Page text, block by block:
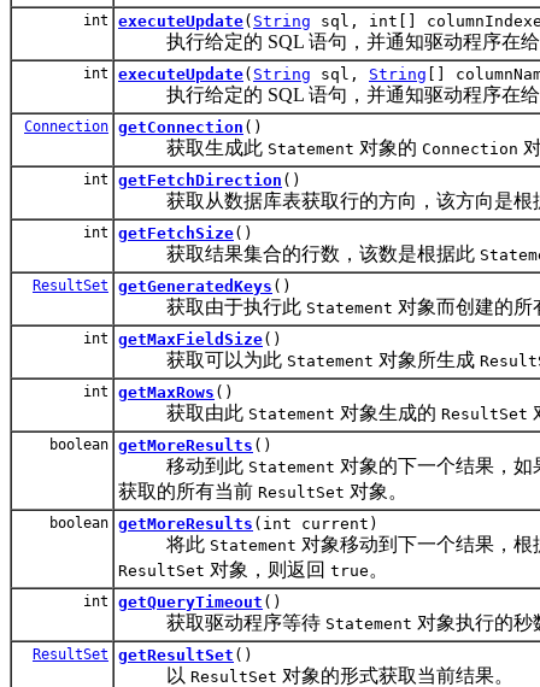
int executeUpdate( String sql, int[]
执行给定的 SQL 语句，并通知驱动程序在给
int executeUpdate( String sql, String []
执行给定的 SQL 语句，并通知驱动程序在给
Connection getConnection ()
获取生成此 Statement 对象的 Connection
int getFetchDirection ()
获取从数据库表获取行的方向，该方向是根
int getFetchSize()
获取结果集合的行数，该数是根据此
ResultSet getGeneratedKeys ()
获取由于执行此 Statement 对象而创建的所
int getMaxFieldSize()
获取可以为此 Statement 对象所生成
int getMaxRows ()
获取由此 Statement 对象生成的 ResultSet
boolean getMoreResults ()
移动到此 Statement 对象的下一个结果，
获取的所有当前 ResultSet 对象。
boolean getMoreResults (int current)
将此 Statement 对象移动到下一个结果，
ResultSet 对象，则返回 true 。
int getQueryTimeout ()
获取驱动程序等待 Statement 对象执行的秒
ResultSet getResultSet ()
以 ResultSet 对象的形式获取当前结果。